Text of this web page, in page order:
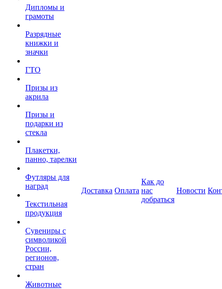
Дипломы и
грамоты
Разрядные
книжки и
значки
ГТО
Призы из
акрила
Призы и
подарки из
стекла
Плакетки,
панно, тарелки
Футляры для
наград
Текстильная
продукция
Сувениры с
символикой
России,
регионов,
стран
Животные
Доставка Оплата
Как до
нас
добраться
Новости